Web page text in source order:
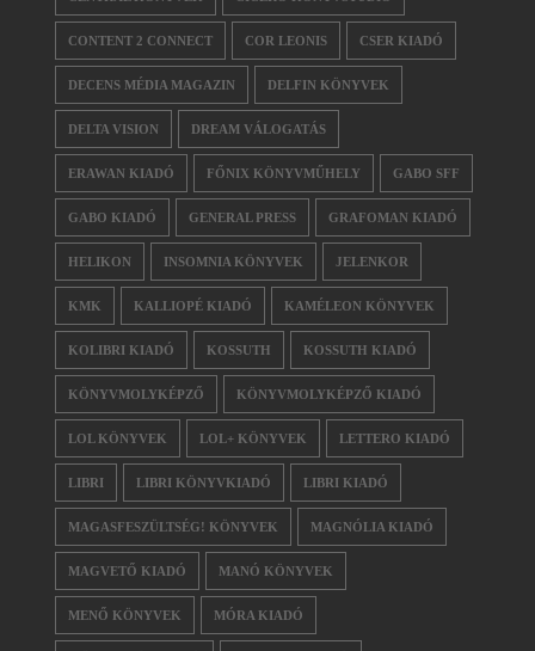
CONTENT 2 CONNECT COR LEONIS CSER KIADÓ
DECENS MÉDIA MAGAZIN DELFIN KÖNYVEK
DELTA VISION DREAM VÁLOGATÁS
ERAWAN KIADÓ FŐNIX KÖNYVMŰHELY GABO SFF
GABO KIADÓ GENERAL PRESS GRAFOMAN KIADÓ
HELIKON INSOMNIA KÖNYVEK JELENKOR
KMK KALLIOPÉ KIADÓ KAMÉLEON KÖNYVEK
KOLIBRI KIADÓ KOSSUTH KOSSUTH KIADÓ
KÖNYVMOLYKÉPZŐ KÖNYVMOLYKÉPZŐ KIADÓ
LOL KÖNYVEK LOL+ KÖNYVEK LETTERO KIADÓ
LIBRI LIBRI KÖNYVKIADÓ LIBRI KIADÓ
MAGASFESZÜLTSÉG! KÖNYVEK MAGNÓLIA KIADÓ
MAGVETŐ KIADÓ MANÓ KÖNYVEK
MENŐ KÖNYVEK MÓRA KIADÓ